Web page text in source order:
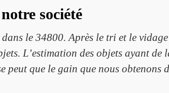
société
le 34800. Après le tri et le
L’estimation des objets ayant de
que le gain que nous obtenons